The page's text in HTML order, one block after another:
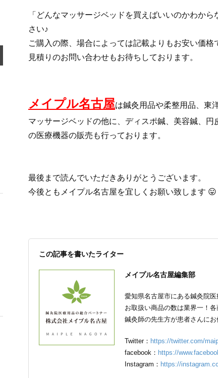
「どんなマッサージベッドを買えばいいのかわか
さい♪
ご購入の際、場合によっては記載よりもお安い価格
見積りのお問い合わせもお待ちしております。
メイプル名古屋は鍼灸用品や柔整用品、東
マッサージベッドの他に、ディスポ鍼、美容鍼、
の医療機器の販売も行っております。
最後まで読んでいただきありがとうございます。
今後ともメイプル名古屋を宜しくお願い致します 😛
この記事を書いたライター
メイプル名古屋編集部
愛知県名古屋市にある鍼灸院
お取扱い商品の数は業界一！
鍼灸師の先生方が患者さんに
Twitter： https://twitter.com/
facebook： https://
Instagram： https://